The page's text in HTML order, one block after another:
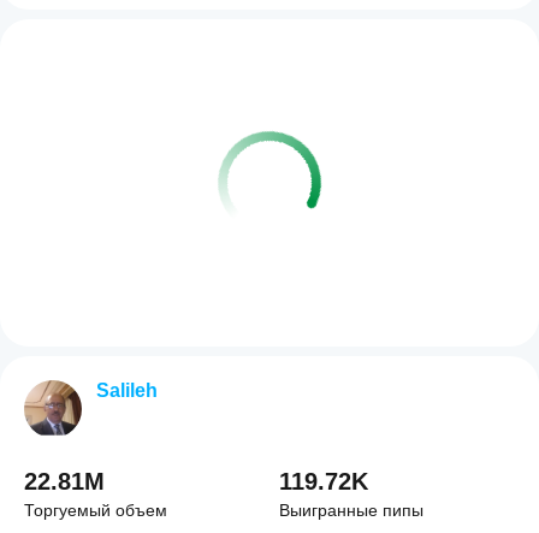
Salileh
22.81M
Торгуемый объем
119.72K
Выигранные пипы